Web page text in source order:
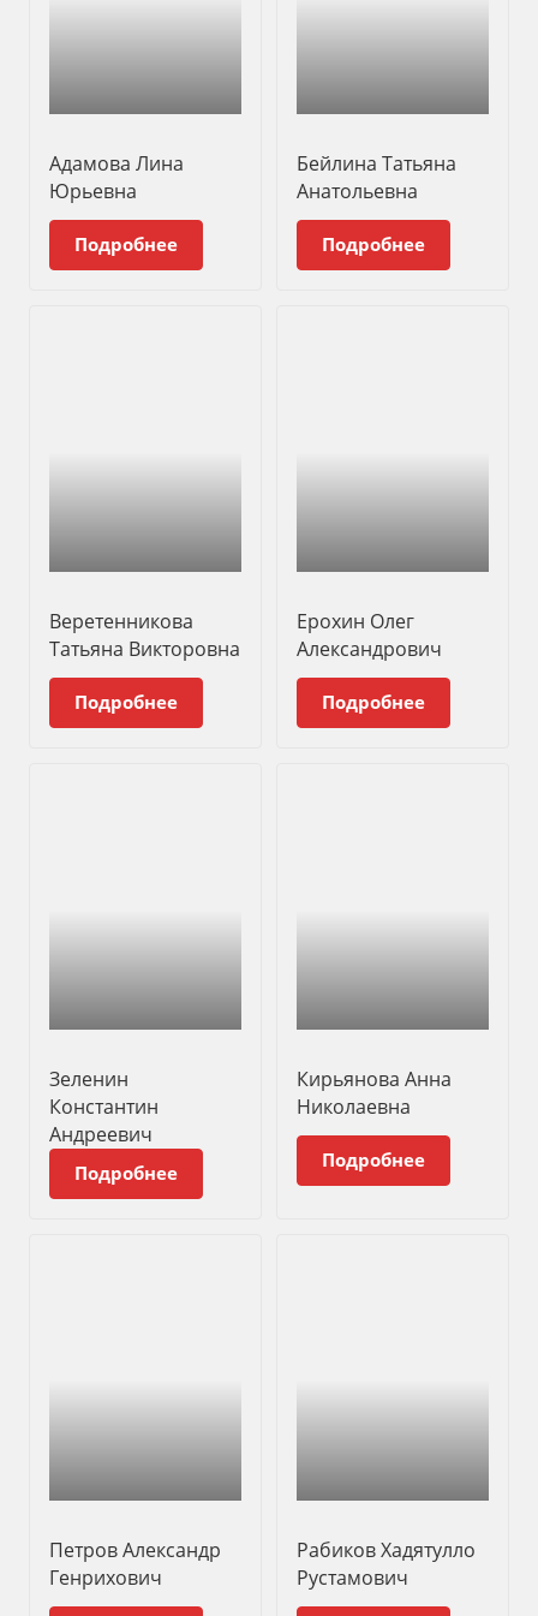
Адамова Лина
Юрьевна
Подробнее
Бейлина Татьяна
Анатольевна
Подробнее
Веретенникова
Татьяна Викторовна
Подробнее
Ерохин Олег
Александрович
Подробнее
Зеленин
Константин
Андреевич
Подробнее
Кирьянова Анна
Николаевна
Подробнее
Петров Александр
Генрихович
Рабиков Хадятулло
Рустамович